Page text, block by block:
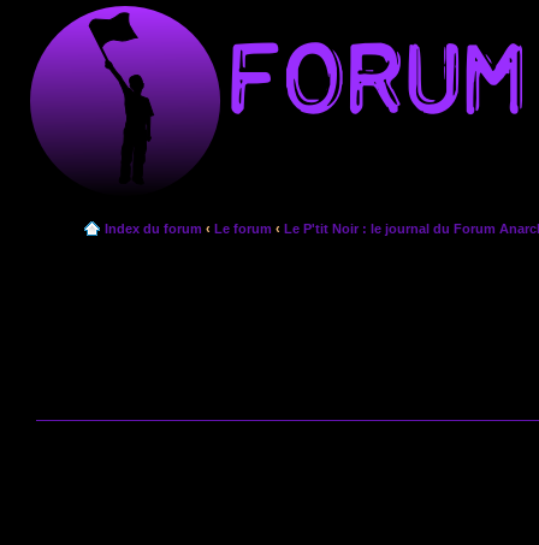
Index du forum ‹ Le forum ‹ Le P'tit Noir : le journal du Forum